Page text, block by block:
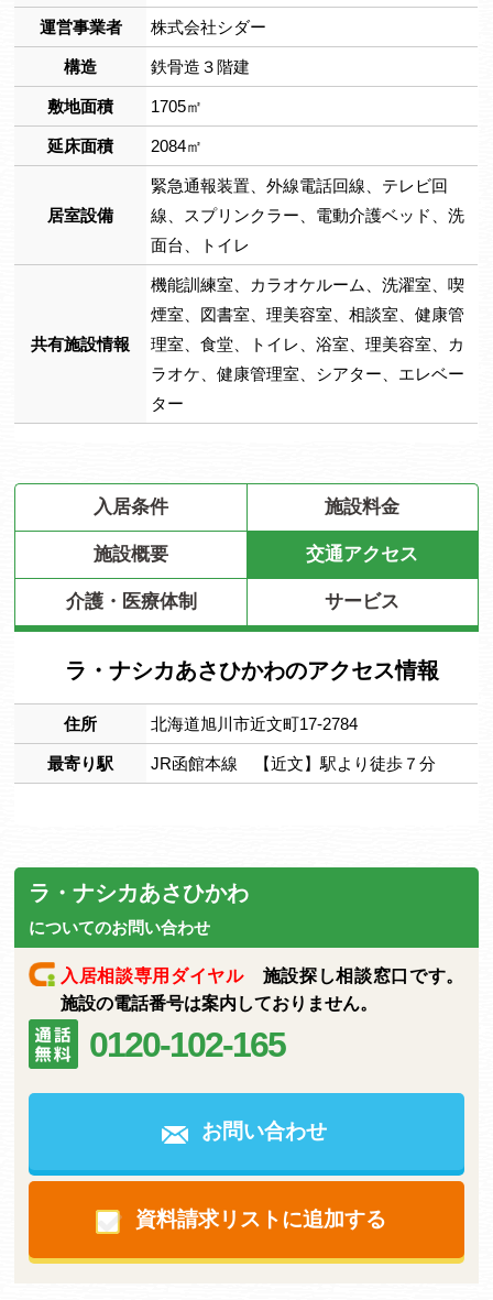
運営事業者 株式会社シダー
構造 鉄骨造３階建
敷地面積 1705㎡
延床面積 2084㎡
居室設備
緊急通報装置、外線電話回線、テレビ回
線、スプリンクラー、電動介護ベッド、洗
面台、トイレ
共有施設情報
機能訓練室、カラオケルーム、洗濯室、喫
煙室、図書室、理美容室、相談室、健康管
理室、食堂、トイレ、浴室、理美容室、カ
ラオケ、健康管理室、シアター、エレベー
ター
入居条件 施設料金
施設概要 交通アクセス
介護・医療体制 サービス
ラ・ナシカあさひかわのアクセス情報
住所 北海道旭川市近文町17-2784
最寄り駅 JR函館本線 【近文】駅より徒歩７分
ラ・ナシカあさひかわ
についてのお問い合わせ
入居相談専用ダイヤル施設探し相談窓口です。
施設の電話番号は案内しておりません。
0120-102-165
お問い合わせ
資料請求リストに追加する